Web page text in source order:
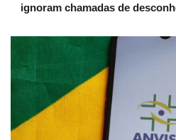
ignoram chamadas de